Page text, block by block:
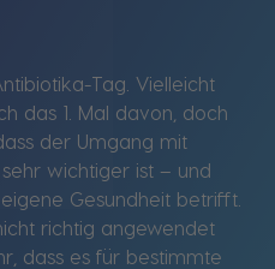
Tag. Vielleicht
das 1. Mal davon, doch
der Umgang mit
wichtiger ist – und
Gesundheit betrifft.
richtig angewendet
dass es für bestimmte